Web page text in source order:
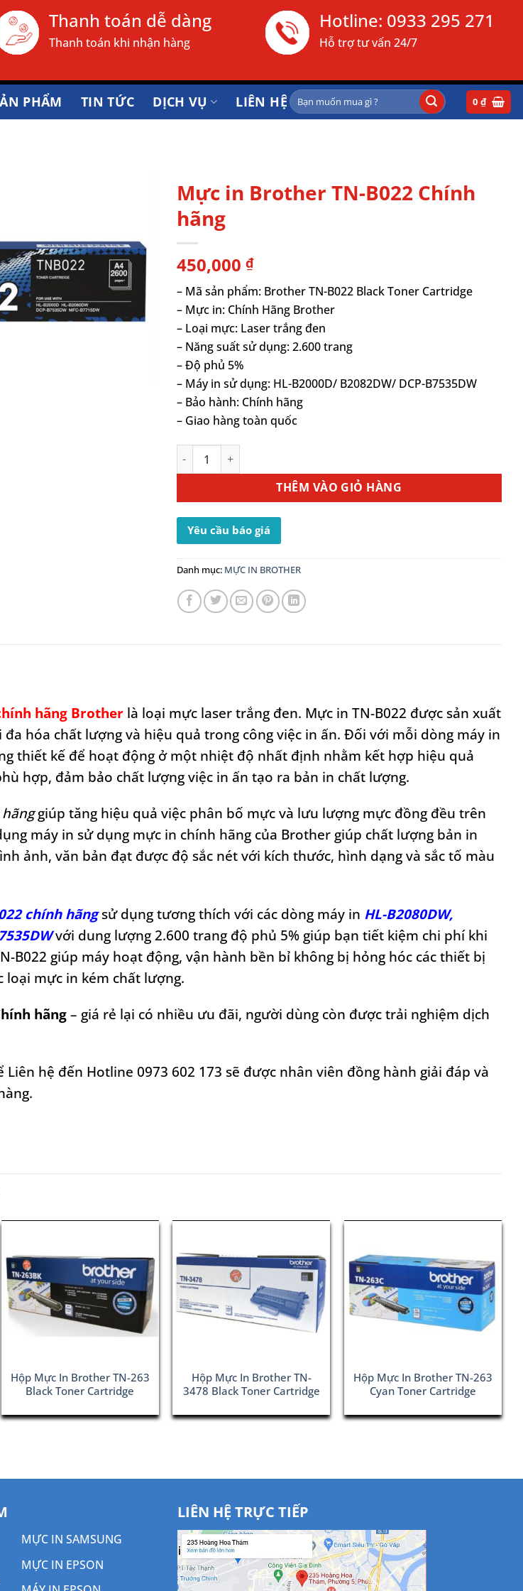
Thanh toán dễ dàng
Thanh toán khi nhận hàng
Hotline: 0933 295 271
Hỗ trợ tư vấn 24/7
PHẨM TIN TỨC DỊCH VỤ LIÊN HỆ Tìm
kiếm:
0₫
Mực in Brother TN-B022 Chính
hãng
450,000 ₫
– Mã sản phẩm: Brother TN-B022 Black Toner Cartridge
– Mực in: Chính Hãng Brother
– Loại mực: Laser trắng đen
– Năng suất sử dụng: 2.600 trang
– Độ phủ 5%
– Máy in sử dụng: HL-B2000D/ B2082DW/ DCP-B7535DW
– Bảo hành: Chính hãng
– Giao hàng toàn quốc
Mực in Brother TN-B022 Chính hãng số lượng
THÊM VÀO GIỎ HÀNG
Yêu cầu báo giá
Danh mục: MỰC IN BROTHER
hãng Brother là loại mực laser trắng đen. Mực in TN-B022 được sản xuất
hóa chất lượng và hiệu quả trong công việc in ấn. Đối với mỗi dòng máy in
thiết kế để hoạt động ở một nhiệt độ nhất định nhằm kết hợp hiệu quả
hợp, đảm bảo chất lượng việc in ấn tạo ra bản in chất lượng.
giúp tăng hiệu quả việc phân bố mực và lưu lượng mực đồng đều trên
máy in sử dụng mực in chính hãng của Brother giúp chất lượng bản in
ảnh, văn bản đạt được độ sắc nét với kích thước, hình dạng và sắc tố màu
chính hãngsử dụng tương thích với các dòng máy in HL-B2080DW,
với dung lượng 2.600 trang độ phủ 5% giúp bạn tiết kiệm chi phí khi
B022 giúp máy hoạt động, vận hành bền bỉ không bị hỏng hóc các thiết bị
loại mực in kém chất lượng.
hãng – giá rẻ lại có nhiều ưu đãi, người dùng còn được trải nghiệm dịch
Liên hệ đến Hotline 0973 602 173 sẽ được nhân viên đồng hành giải đáp và
Hộp Mực In Brother TN-263
Black Toner Cartridge
Hộp Mực In Brother TN-
3478 Black Toner Cartridge
Hộp Mực In Brother TN-263
Cyan Toner Cartridge
MỰC IN SAMSUNG
MỰC IN EPSON
LIÊN HỆ TRỰC TIẾP